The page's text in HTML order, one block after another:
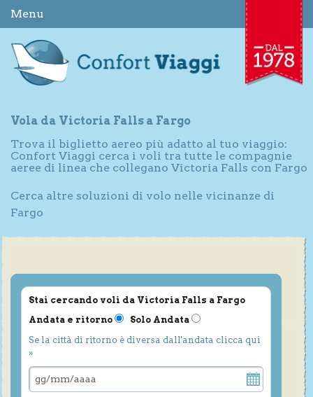
Menu
Vola da Victoria Falls a Fargo
Trova il biglietto aereo più adatto al tuo viaggio:
Confort Viaggi cerca i voli tra tutte le compagnie
aeree di linea che collegano Victoria Falls con Fargo
Cerca altre soluzioni di volo nelle vicinanze di
Fargo
Stai cercando voli da Victoria Falls a Fargo
Andata e ritorno
Solo Andata
Se la città di ritorno è diversa dall'andata clicca qui
»